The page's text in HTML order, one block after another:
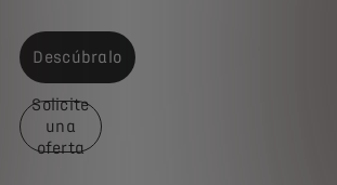
Descúbralo
Solicite
una
oferta